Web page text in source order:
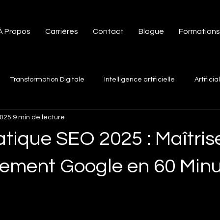
Propos Carrières Contact Blogue Formations
Transformation Digitale Intelligence artificielle
numérique
Trucs Google trends ai
SEO 2025 :
Google en 60
9 min de lecture